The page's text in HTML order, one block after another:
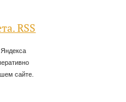
RSS
сайте.